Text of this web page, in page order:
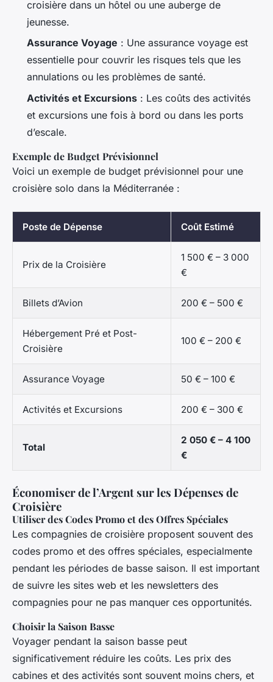
croisière dans un hôtel ou une auberge de
jeunesse.
Assurance Voyage : Une assurance voyage est
essentielle pour couvrir les risques tels que les
annulations ou les problèmes de santé.
Activités et Excursions : Les coûts des activités
et excursions une fois à bord ou dans les ports
d’escale.
Exemple de Budget Prévisionnel
Voici un exemple de budget prévisionnel pour une
croisière solo dans la Méditerranée :
Poste de Dépense Coût Estimé
Prix de la Croisière
1 500 € – 3 000
€
Billets d’Avion 200 € – 500 €
Hébergement Pré et Post-
Croisière
100 € – 200 €
Assurance Voyage 50 € – 100 €
Activités et Excursions 200 € – 300 €
Total
2 050 € – 4 100
€
Économiser de l’Argent sur les Dépenses de
Croisière
Utiliser des Codes Promo et des Offres Spéciales
Les compagnies de croisière proposent souvent des
codes promo et des offres spéciales, especialmente
pendant les périodes de basse saison. Il est important
de suivre les sites web et les newsletters des
compagnies pour ne pas manquer ces opportunités.
Choisir la Saison Basse
Voyager pendant la saison basse peut
significativement réduire les coûts. Les prix des
cabines et des activités sont souvent moins chers, et